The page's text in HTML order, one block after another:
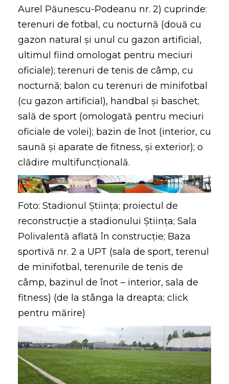
Aurel Păunescu-Podeanu nr. 2) cuprinde:
terenuri de fotbal, cu nocturnă (două cu
gazon natural și unul cu gazon artificial,
ultimul fiind omologat pentru meciuri
oficiale); terenuri de tenis de câmp, cu
nocturnă; balon cu terenuri de minifotbal
(cu gazon artificial), handbal și baschet;
sală de sport (omologată pentru meciuri
oficiale de volei); bazin de înot (interior, cu
saună și aparate de fitness, și exterior); o
clădire multifuncţională.
Foto: Stadionul Știința; proiectul de
reconstrucție a stadionului Știința; Sala
Polivalentă aflată în construcție; Baza
sportivă nr. 2 a UPT (sala de sport, terenul
de minifotbal, terenurile de tenis de
câmp, bazinul de înot – interior, sala de
fitness) (de la stânga la dreapta; click
pentru mărire)